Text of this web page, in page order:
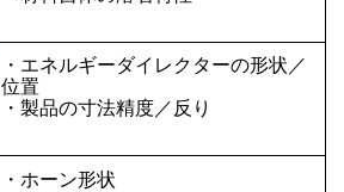
・エネルギーダイレクターの形状／
位置
・製品の寸法精度／反り
・ホーン形状